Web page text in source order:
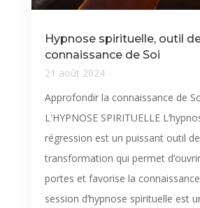
Hypnose spirituelle, outil
connaissance de Soi
21 août 2024
Approfondir la connaissance de
L'HYPNOSE SPIRITUELLE
régression est un puissant outil de
transformation qui permet
portes et favorise la
session d’hypnose spirituelle est